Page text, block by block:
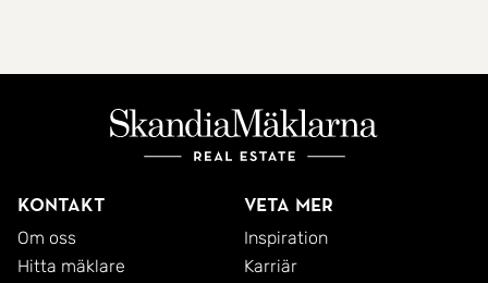
Kontakt
Om oss
Hitta mäklare
Veta mer
Inspiration
Karriär